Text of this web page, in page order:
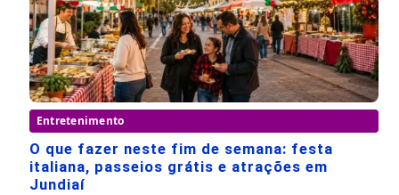
Entretenimento
O que fazer neste fim de semana: festa
italiana, passeios grátis e atrações em
Jundiaí